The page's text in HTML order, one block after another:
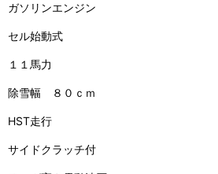
ガソリンエンジン
セル始動式
１１馬力
除雪幅 ８０ｃｍ
HST走行
サイドクラッチ付